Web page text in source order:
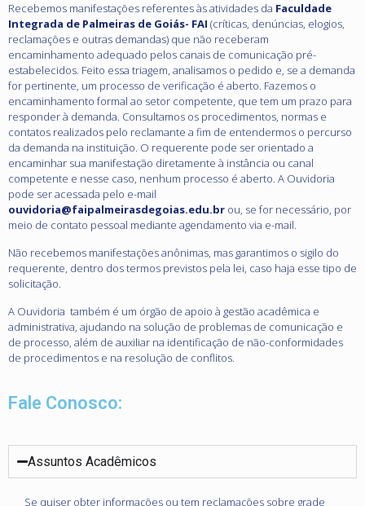
Recebemos manifestações referentes às atividades da Faculdade
Integrada de Palmeiras de Goiás- FAI (críticas, denúncias, elogios,
reclamações e outras demandas) que não receberam
encaminhamento adequado pelos canais de comunicação pré-
estabelecidos. Feito essa triagem, analisamos o pedido e, se a demanda
for pertinente, um processo de verificação é aberto. Fazemos o
encaminhamento formal ao setor competente, que tem um prazo para
responder à demanda. Consultamos os procedimentos, normas e
contatos realizados pelo reclamante a fim de entendermos o percurso
da demanda na instituição. O requerente pode ser orientado a
encaminhar sua manifestação diretamente à instância ou canal
competente e nesse caso, nenhum processo é aberto. A Ouvidoria
pode ser acessada pelo e-mail
ouvidoria@faipalmeirasdegoias.edu.br ou, se for necessário, por
meio de contato pessoal mediante agendamento via e-mail.
Não recebemos manifestações anônimas, mas garantimos o sigilo do
requerente, dentro dos termos previstos pela lei, caso haja esse tipo de
solicitação.
A Ouvidoria também é um órgão de apoio à gestão acadêmica e
administrativa, ajudando na solução de problemas de comunicação e
de processo, além de auxiliar na identificação de não-conformidades
de procedimentos e na resolução de conflitos.
Fale Conosco:
Assuntos Acadêmicos
Se quiser obter informações ou tem reclamações sobre grade